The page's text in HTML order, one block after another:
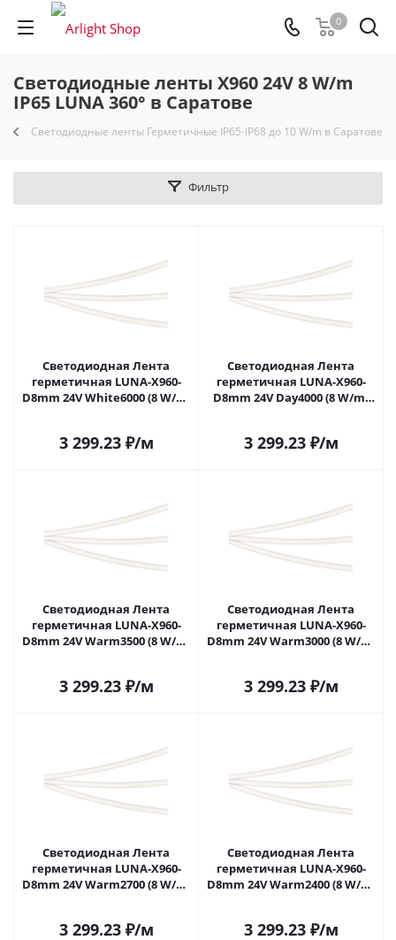
0
Светодиодные ленты X960 24V 8 W/m
IP65 LUNA 360° в Саратове
Светодиодные ленты Герметичные IP65-IP68 до 10 W/m в Саратове
Фильтр
Светодиодная Лента
герметичная LUNA-X960-
D8mm 24V White6000 (8 W/m,
3 299.23₽/м
Светодиодная Лента
герметичная LUNA-X960-
D8mm 24V Day4000 (8 W/m,
3 299.23₽/м
Светодиодная Лента
герметичная LUNA-X960-
D8mm 24V Warm3500 (8 W/m,
3 299.23₽/м
Светодиодная Лента
герметичная LUNA-X960-
D8mm 24V Warm3000 (8 W/m,
3 299.23₽/м
Светодиодная Лента
герметичная LUNA-X960-
D8mm 24V Warm2700 (8 W/m,
3 299.23₽/м
Светодиодная Лента
герметичная LUNA-X960-
D8mm 24V Warm2400 (8 W/m,
3 299.23₽/м